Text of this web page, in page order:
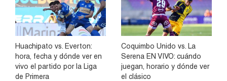
Huachipato vs. Everton:
hora, fecha y dónde ver en
vivo el partido por la Liga
de Primera
Coquimbo Unido vs. La
Serena EN VIVO: cuándo
juegan, horario y dónde ver
el clásico